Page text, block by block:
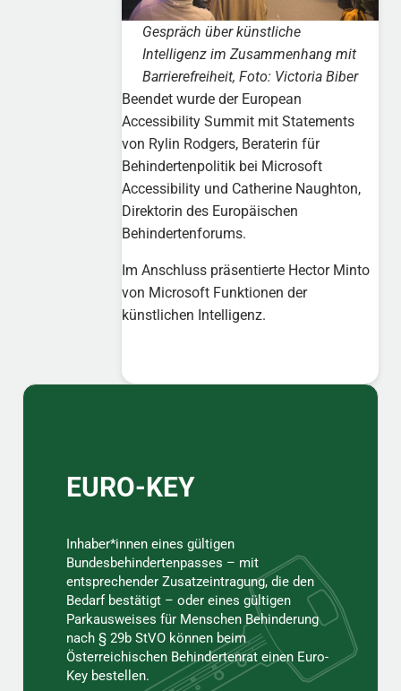
Gespräch über künstliche
Intelligenz im Zusammenhang mit
Barrierefreiheit, Foto: Victoria Biber
Beendet wurde der European
Accessibility Summit mit Statements
von Rylin Rodgers, Beraterin für
Behindertenpolitik bei Microsoft
Accessibility und Catherine Naughton,
Direktorin des Europäischen
Behindertenforums.
Im Anschluss präsentierte Hector Minto
von Microsoft Funktionen der
künstlichen Intelligenz.
Sidebar
EURO-KEY
Inhaber*innen eines gültigen
Bundesbehindertenpasses – mit
entsprechender Zusatzeintragung, die den
Bedarf bestätigt – oder eines gültigen
Parkausweises für Menschen Behinderung
nach § 29b StVO können beim
Österreichischen Behindertenrat einen Euro-
Key bestellen.